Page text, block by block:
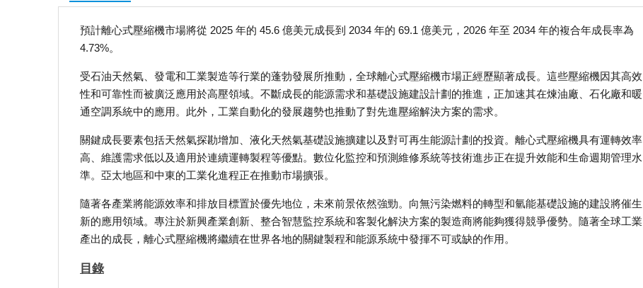
預計離心式壓縮機市場將從 2025 年的 45.6 億美元成長到 2034 年的 69.1 億美元，2026 年至 2034 年的複合年成長率為
4.73%。
受石油天然氣、發電和工業製造等行業的蓬勃發展所推動，全球離心式壓縮機市場正經歷顯著成長。這些壓縮機因其高效
性和可靠性而被廣泛應用於高壓領域。不斷成長的能源需求和基礎設施建設計劃的推進，正加速其在煉油廠、石化廠和暖
通空調系統中的應用。此外，工業自動化的發展趨勢也推動了對先進壓縮解決方案的需求。
關鍵成長要素包括天然氣探勘增加、液化天然氣基礎設施擴建以及對可再生能源計劃的投資。離心式壓縮機具有運轉效率
高、維護需求低以及適用於連續運轉製程等優點。數位化監控和預測維修系統等技術進步正在提升效能和生命週期管理水
準。亞太地區和中東的工業化進程正在推動市場擴張。
隨著各產業將能源效率和排放目標置於優先地位，未來前景依然強勁。向無污染燃料的轉型和氫能基礎設施的建設將催生
新的應用領域。專注於新興產業創新、整合智慧監控系統和客製化解決方案的製造商將能夠獲得競爭優勢。隨著全球工業
產出的成長，離心式壓縮機將繼續在世界各地的關鍵製程和能源系統中發揮不可或缺的作用。
目錄